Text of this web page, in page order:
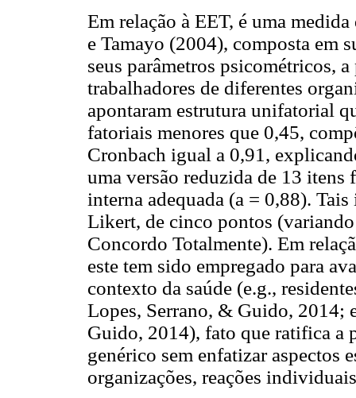
Em relação à EET, é uma
e Tamayo (2004), composta em
seus parâmetros psicométricos,
trabalhadores de diferentes
apontaram estrutura unifatorial
fatoriais menores que 0,45,
Cronbach igual a 0,91,
uma versão reduzida de 13
interna adequada (a = 0,88).
Likert, de cinco pontos
Concordo Totalmente). Em
este tem sido empregado para
contexto da saúde (e.g.,
Lopes, Serrano, & Guido, 2014;
Guido, 2014), fato que ratifica a
genérico sem enfatizar aspectos
organizações, reações